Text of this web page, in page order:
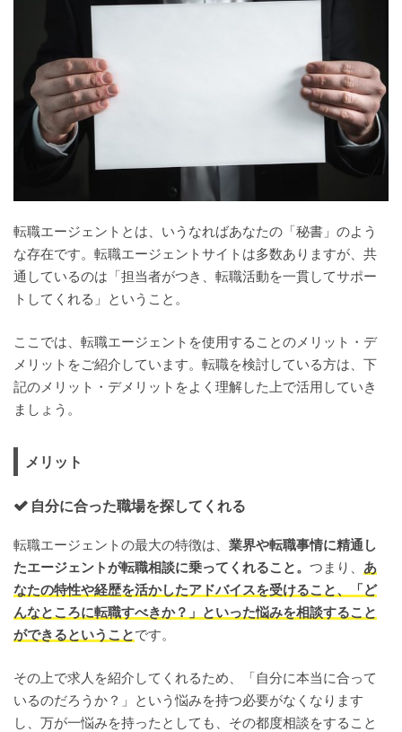
転職エージェントとは、いうなればあなたの「秘書」のよう
な存在です。転職エージェントサイトは多数ありますが、共
通しているのは「担当者がつき、転職活動を一貫してサポー
トしてくれる」ということ。
ここでは、転職エージェントを使用することのメリット・デ
メリットをご紹介しています。転職を検討している方は、下
記のメリット・デメリットをよく理解した上で活用していき
ましょう。
メリット
自分に合った職場を探してくれる
転職エージェントの最大の特徴は、 業界や転職事情に精通し
たエージェントが転職相談に乗ってくれること。 つまり、 あ
なたの特性や経歴を活かしたアドバイスを受けること、「ど
んなところに転職すべきか？」といった悩みを相談すること
ができるということです。
その上で求人を紹介してくれるため、「自分に本当に合って
いるのだろうか？」という悩みを持つ必要がなくなります
し、万が一悩みを持ったとしても、その都度相談をすること